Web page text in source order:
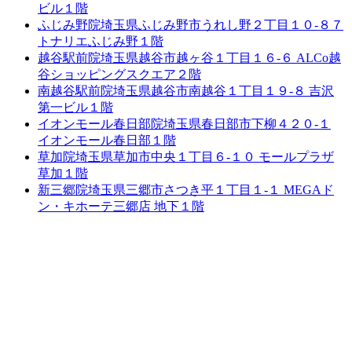
ビル１階
ふじみ野院埼玉県ふじみ野市うれし野２丁目１０-８７
トナリエふじみ野１階
越谷駅前院埼玉県越谷市越ヶ谷１丁目１６-６ ALCo越
谷ショッピングスクエア２階
南越谷駅前院埼玉県越谷市南越谷１丁目１９-８ 吉沢
第一ビル１階
イオンモール春日部院埼玉県春日部市下柳４２０-１
イオンモール春日部１階
草加院埼玉県草加市中央１丁目６-１０ モールプラザ
草加１階
新三郷院埼玉県三郷市さつき平１丁目１-１ MEGAド
ン・キホーテ三郷店 地下１階